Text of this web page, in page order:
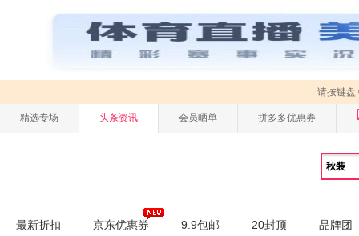
请按键盘
精选专场 头条资讯 会员晒单 拼多多优惠券
最新折扣 京东优惠券 9.9包邮 20封顶 品牌团